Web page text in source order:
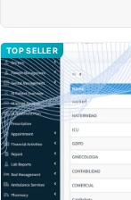
TOP SELLER